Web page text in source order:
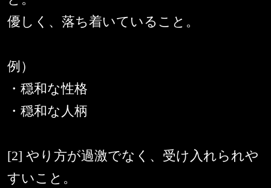
優しく、落ち着いていること。
例）
・穏和な性格
・穏和な人柄
[2] やり方が過激でなく、受け入れられや
すいこと。